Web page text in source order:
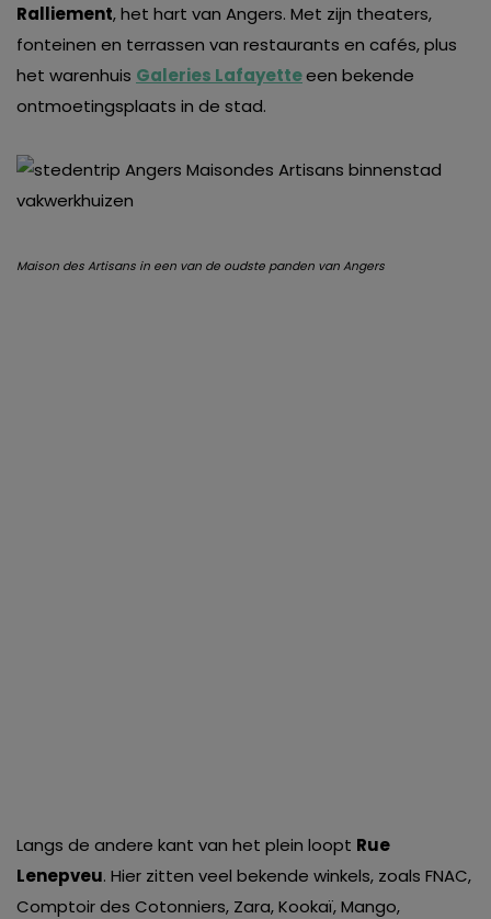
Ralliement, het hart van Angers. Met zijn theaters,
fonteinen en terrassen van restaurants en cafés, plus
het warenhuis Galeries Lafayetteeen bekende
ontmoetingsplaats in de stad.
Maison des Artisans in een van de oudste panden van Angers
Langs de andere kant van het plein loopt Rue
Lenepveu. Hier zitten veel bekende winkels, zoals FNAC,
Comptoir des Cotonniers, Zara, Kookaï, Mango,